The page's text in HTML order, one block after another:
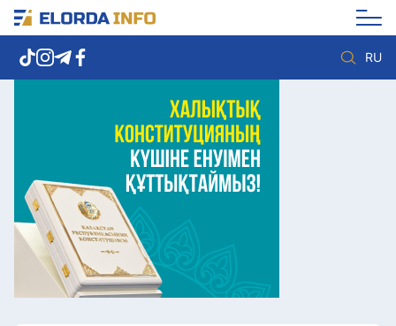
RU
Елорда жаңалықтары
Көзқарас
Саясат
Видео
Әлеумет
Экономика
Спорт
Мәдениет